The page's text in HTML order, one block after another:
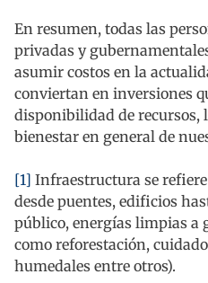
En resumen, todas las
privadas y
asumir costos en la
conviertan en inversiones
disponibilidad de recursos,
bienestar en general de
[1] Infraestructura se
desde puentes, edificios
público, energías limpias a
como reforestación,
humedales entre otros).